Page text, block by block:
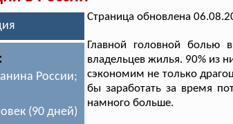
России;
(90 дней)
Страница обновлена
Главной головной болью
владельцев жилья. 90% из
сэкономим не только
бы заработать за время
намного больше.